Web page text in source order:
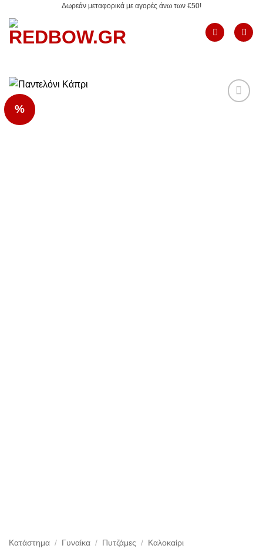
στο
περιεχόμενο
Δωρεάν μεταφορικά με αγορές άνω των €50!
%
Κατάστημα / Γυναίκα / Πυτζάμες / Καλοκαίρι